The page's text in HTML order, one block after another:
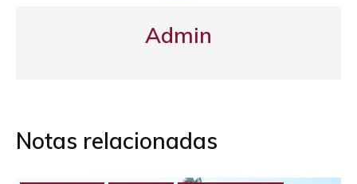
Admin
Notas relacionadas